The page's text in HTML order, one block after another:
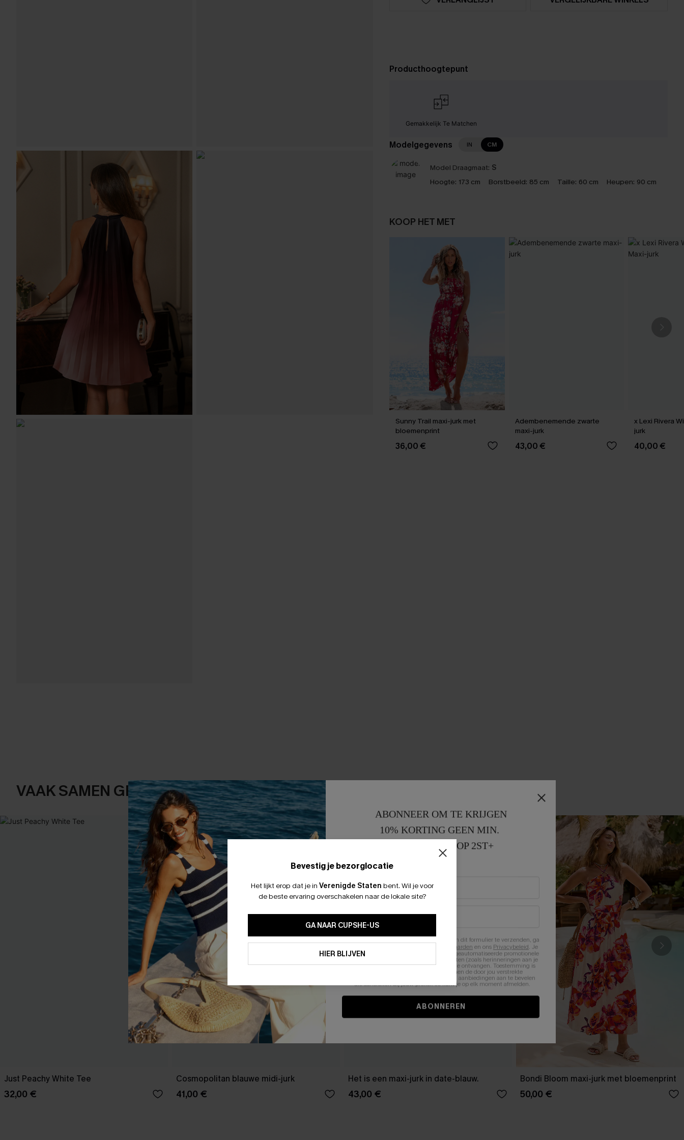
Producthoogtepunt
Gemakkelijk Te Matchen
Modelgegevens IN CM
Model Draagmaat: S
Hoogte: 173 cm Borstbeeld: 85 cm Taille: 60 cm Heupen: 90 cm
KOOP HET MET
Sunny Trail maxi-jurk met
bloemenprint
36,00 €
Adembenemende zwarte
maxi-jurk
43,00 €
x Lexi Rivera
jurk
40,00 €
VAAK SAMEN GEKOCHT
Just Peachy White Tee
32,00 €
Cosmopolitan blauwe midi-jurk
41,00 €
Het is een maxi-jurk in date-blauw.
43,00 €
Bondi Bloom maxi-jurk met bloemenprint
50,00 €
Bevestig je bezorglocatie
Het lijkt erop dat je in Verenigde Staten bent. Wil je voor
de beste ervaring overschakelen naar de lokale site?
GA NAAR CUPSHE-US
HIER BLIJVEN
ABONNEER OM TE KRIJGEN
10% KORTING GEEN MIN.
15% KORTING OP 2ST+
Door je contactgegevens in te vullen en dit formulier te verzenden, ga
Algemene Voorwaarden en ons Privacybeleid. Je
stemt er tevens mee in om herhaalde geautomatiseerde promotionele
en gepersonaliseerde marketingberichten (zoals herinneringen aan je
winkelwagen) en e-mails van Cupshe te ontvangen. Toestemming is
niet vereist voor een aankoop. We kunnen de door jou verstrekte
informatie gebruiken om producten en aanbiedingen aan te bevelen
die aansluiten bij jouw profiel. Je kunt je op elk moment afmelden.
ABONNEREN